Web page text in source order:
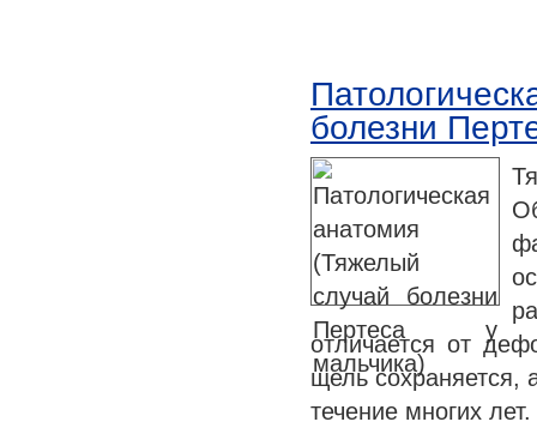
болезни
отличается от
щель сохраняется,
течение многих